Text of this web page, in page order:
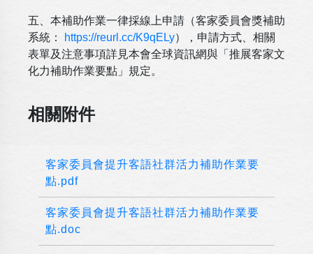
五、本補助作業一律採線上申請（客家委員會獎補助
系統：
https://reurl.cc/K9qELy），申請方式、相關
表單及注意事項詳見本會全球資訊網與「推展客家文
化力補助作業要點」規定。
相關附件
客家委員會提升客語社群活力補助作業要
點.pdf
客家委員會提升客語社群活力補助作業要
點.doc